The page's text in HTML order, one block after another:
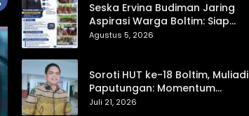
Seska Ervina Budiman Jaring
Aspirasi Warga Boltim: Siap
Perjuangkan IPR, Jalan Trans,
Agustus 5, 2026
Soroti HUT ke-18 Boltim, Muliadi
Paputungan: Momentum
Refleksi Menuju Daerah Mandiri
Juli 21, 2026